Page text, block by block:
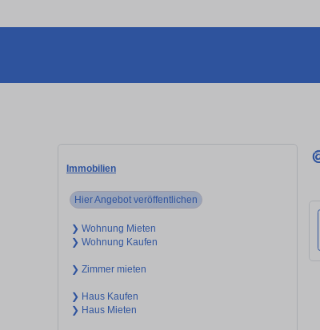
Immobilien
Hier Angebot veröffentlichen
❯ Wohnung Mieten
❯ Wohnung Kaufen
❯ Zimmer mieten
❯ Haus Kaufen
❯ Haus Mieten